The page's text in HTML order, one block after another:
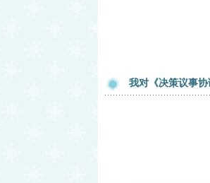
我对《决策议事